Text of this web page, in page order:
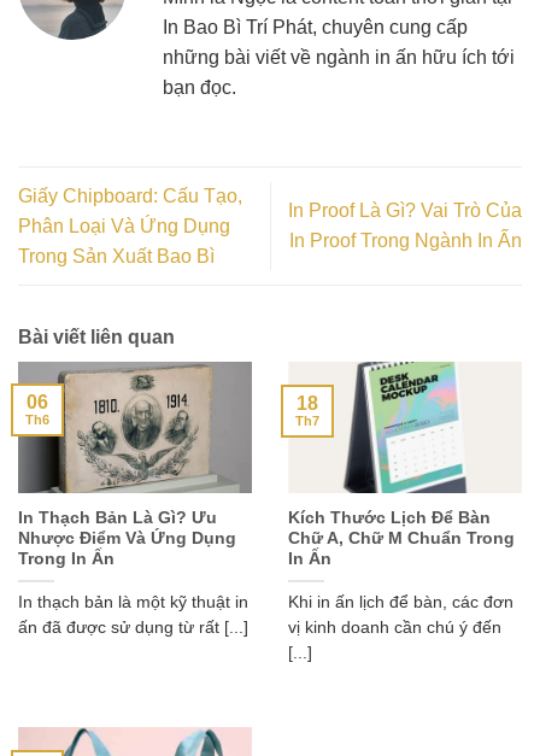
In Bao Bì Trí Phát, chuyên cung cấp
những bài viết về ngành in ấn hữu ích tới
bạn đọc.
Giấy Chipboard: Cấu Tạo,
Phân Loại Và Ứng Dụng
Trong Sản Xuất Bao Bì
In Proof Là Gì? Vai Trò Của
In Proof Trong Ngành In Ấn
Bài viết liên quan
In Thạch Bản Là Gì? Ưu
Nhược Điểm Và Ứng Dụng
Trong In Ấn
In thạch bản là một kỹ thuật in
ấn đã được sử dụng từ rất [...]
06
Th6
Kích Thước Lịch Để Bàn
Chữ A, Chữ M Chuẩn Trong
In Ấn
Khi in ấn lịch để bàn, các đơn
vị kinh doanh cần chú ý đến
[...]
18
Th7